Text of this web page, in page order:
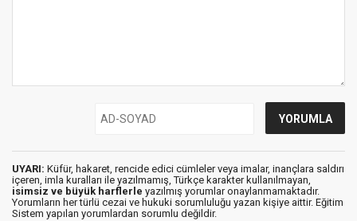
UYARI: Küfür, hakaret, rencide edici cümleler veya imalar, inançlara saldırı
içeren, imla kuralları ile yazılmamış, Türkçe karakter kullanılmayan,
isimsiz ve büyük harflerle yazılmış yorumlar onaylanmamaktadır.
Yorumların her türlü cezai ve hukuki sorumluluğu yazan kişiye aittir. Eğitim
Sistem yapılan yorumlardan sorumlu değildir.